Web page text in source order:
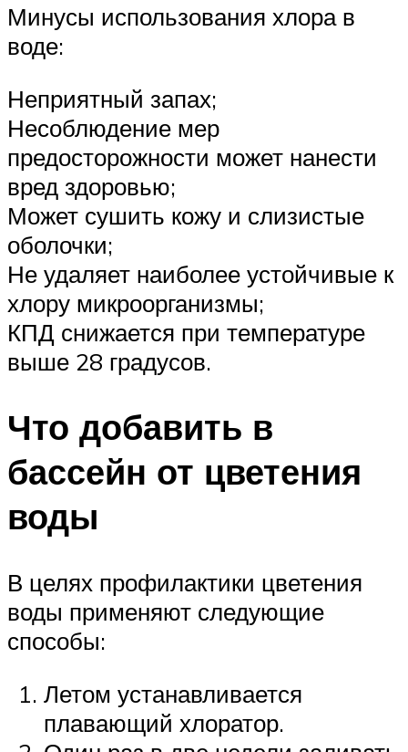
Минусы использования хлора в
воде:
Неприятный запах;
Несоблюдение мер
предосторожности может нанести
вред здоровью;
Может сушить кожу и слизистые
оболочки;
Не удаляет наиболее устойчивые к
хлору микроорганизмы;
КПД снижается при температуре
выше 28 градусов.
Что добавить в
бассейн от цветения
воды
В целях профилактики цветения
воды применяют следующие
способы:
Летом устанавливается
плавающий хлоратор.